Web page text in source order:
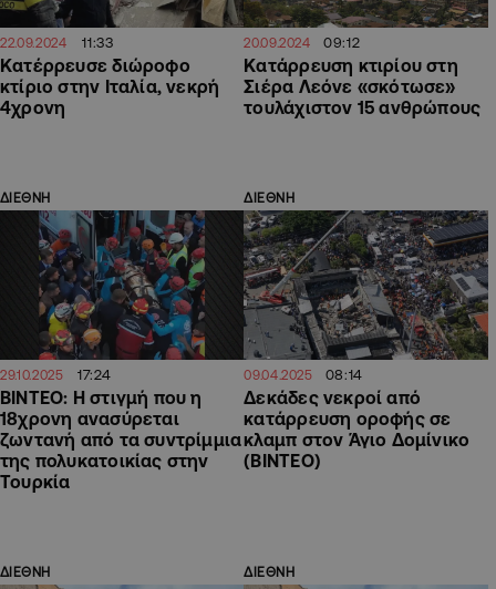
22.09.2024 11:33
Κατέρρευσε διώροφο
κτίριο στην Ιταλία, νεκρή
4χρονη
20.09.2024 09:12
Κατάρρευση κτιρίου στη
Σιέρα Λεόνε «σκότωσε»
τουλάχιστον 15 ανθρώπους
ΔΙΕΘΝΗ
29.10.2025 17:24
ΒΙΝΤΕΟ: Η στιγμή που η
18χρονη ανασύρεται
ζωντανή από τα συντρίμμια
της πολυκατοικίας στην
Τουρκία
ΔΙΕΘΝΗ
09.04.2025 08:14
Δεκάδες νεκροί από
κατάρρευση οροφής σε
κλαμπ στον Άγιο Δομίνικο
(ΒΙΝΤΕΟ)
ΔΙΕΘΝΗ ΔΙΕΘΝΗ